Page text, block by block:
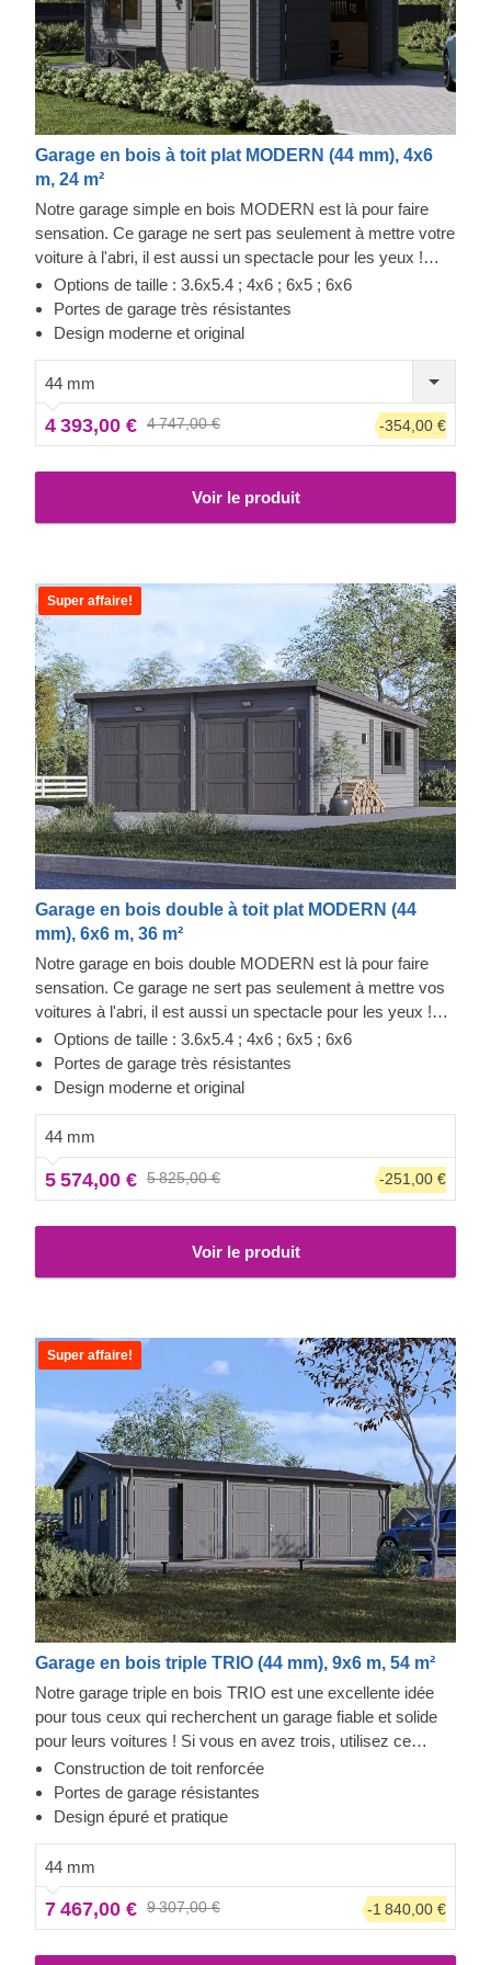
Garage en bois à toit plat MODERN (44 mm), 4x6
m, 24 m²
Notre garage simple en bois MODERN est là pour faire
sensation. Ce garage ne sert pas seulement à mettre votre
voiture à l'abri, il est aussi un spectacle pour les yeux !
Préparez-vous à garer votre voiture du premier coup dans
un garage baigné de lumière. De plus, vous n'aurez plus
jamais besoin de déblayer la neige sur le toit de votre
Décorez votre garage comme vous le souhaitez, les
aspects pratiques les plus importants sont déjà pris en
charge !
Options de taille : 3.6x5.4 ; 4x6 ; 6x5 ; 6x6
Portes de garage très résistantes
Design moderne et original
44 mm
4 393,00 € 4 747,00 € -354,00 €
Voir le produit
Super affaire!
Garage en bois double à toit plat MODERN (44
mm), 6x6 m, 36 m²
Notre garage en bois double MODERN est là pour faire
sensation. Ce garage ne sert pas seulement à mettre vos
voitures à l'abri, il est aussi un spectacle pour les yeux !
Préparez-vous à garer vos voitures du premier coup dans
un garage baigné de lumière. De plus, vous n'aurez plus
jamais besoin de déblayer la neige du toit de vos voitures.
votre garage comme vous le souhaitez, les aspects
pratiques les plus importants sont déjà pris en charge !
Options de taille : 3.6x5.4 ; 4x6 ; 6x5 ; 6x6
Portes de garage très résistantes
Design moderne et original
44 mm
5 574,00 € 5 825,00 € -251,00 €
Voir le produit
Super affaire!
Garage en bois triple TRIO (44 mm), 9x6 m, 54 m²
Notre garage triple en bois TRIO est une excellente idée
pour tous ceux qui recherchent un garage fiable et solide
pour leurs voitures ! Si vous en avez trois, utilisez ce
garage pour mettre vos véhicules à l'abri du vent et de la
neige. Si vous en cherchez un troisième, laissez ce garage
vous inspirer ! Une construction solide assurée par des
moderne, et des portes de garage très résistantes font de
TRIO un achat précieux. L'aspect pratique ne doit pas non
plus être négligé : les portes doubles offrent un espace de
manœuvre supplémentaire et les fenêtres assurent un
éclairage naturel. Que demandez de plus ?
Construction de toit renforcée
Portes de garage résistantes
Design épuré et pratique
44 mm
7 467,00 € 9 307,00 € -1 840,00 €